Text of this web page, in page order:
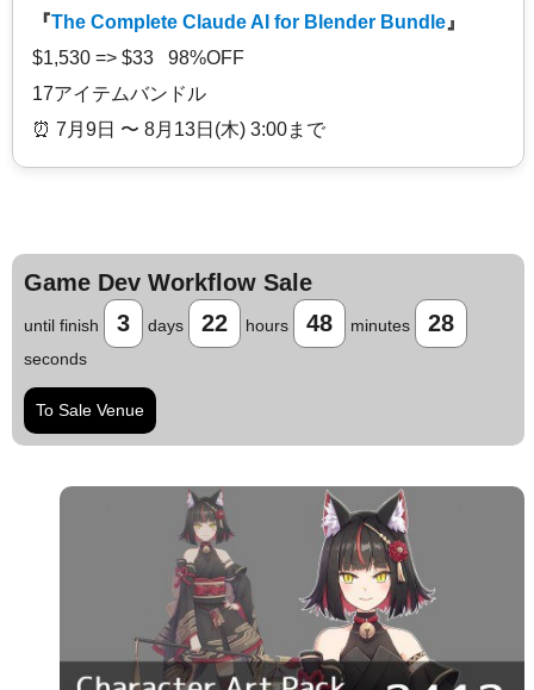
『The Complete Claude AI for Blender Bundle 』
$1,530 => $33 98%OFF
17アイテムバンドル
⏰️ 7月9日 〜 8月13日(木) 3:00まで
Game Dev Workflow Sale
until finish 3 days 22 hours 48 minutes 27
seconds
To Sale Venue